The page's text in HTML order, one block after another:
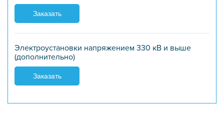
Заказать
Электроустановки напряжением 330 кВ и выше
(дополнительно)
Заказать